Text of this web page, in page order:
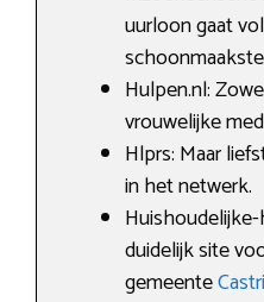
uurloon gaat
Hulpen.nl:
vrouwelijke
Hlprs: Maar
in het netwerk.
duidelijk site
gemeente